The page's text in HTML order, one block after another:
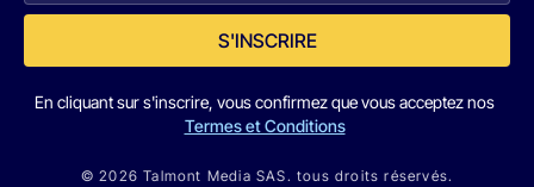
S'INSCRIRE
En cliquant sur s'inscrire, vous confirmez que vous acceptez nos
Termes et Conditions
© 2026 Talmont Media SAS. tous droits réservés.